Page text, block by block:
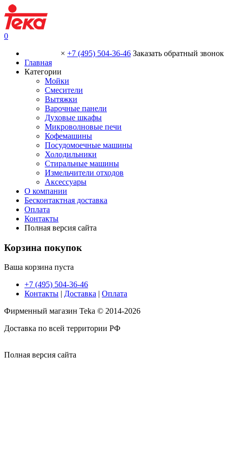
0
× +7 (495) 504-36-46 Заказать обратный звонок
Главная
Категории
Мойки
Смесители
Вытяжки
Варочные панели
Духовые шкафы
Микроволновые печи
Кофемашины
Посудомоечные машины
Холодильники
Стиральные машины
Измельчители отходов
Аксессуары
О компании
Бесконтактная доставка
Оплата
Контакты
Полная версия сайта
Корзина покупок
Ваша корзина пуста
+7 (495) 504-36-46
Контакты | Доставка | Оплата
Фирменный магазин Teka © 2014-2026
Доставка по всей территории РФ
Полная версия сайта